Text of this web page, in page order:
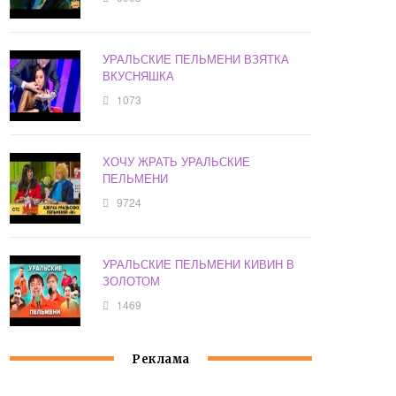
УРАЛЬСКИЕ ПЕЛЬМЕНИ ВЗЯТКА
ВКУСНЯШКА
1073
ХОЧУ ЖРАТЬ УРАЛЬСКИЕ
ПЕЛЬМЕНИ
9724
УРАЛЬСКИЕ ПЕЛЬМЕНИ КИВИН В
ЗОЛОТОМ
1469
Реклама